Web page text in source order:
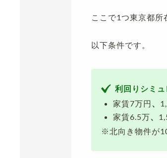
ここで1つ東京都所
以下条件です。
利回りシミ
家賃7万円
家賃6.5万
※北向き物件が